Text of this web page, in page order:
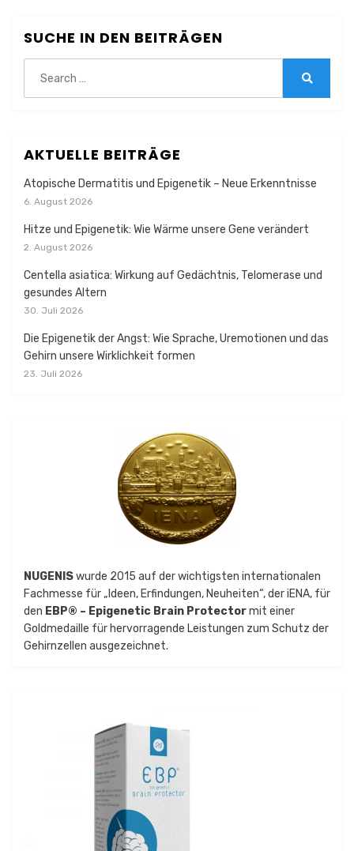
SUCHE IN DEN BEITRÄGEN
for:
AKTUELLE BEITRÄGE
Atopische Dermatitis und Epigenetik – Neue Erkenntnisse
6. August 2026
Hitze und Epigenetik: Wie Wärme unsere Gene verändert
2. August 2026
Centella asiatica: Wirkung auf Gedächtnis, Telomerase und
gesundes Altern
30. Juli 2026
Die Epigenetik der Angst: Wie Sprache, Uremotionen und das
Gehirn unsere Wirklichkeit formen
23. Juli 2026
NUGENISwurde 2015 auf der wichtigsten internationalen
Fachmesse für „Ideen, Erfindungen, Neuheiten“, der iENA, für
den EBP® – Epigenetic Brain Protectormit einer
Goldmedaille für hervorragende Leistungen zum Schutz der
Gehirnzellen ausgezeichnet.